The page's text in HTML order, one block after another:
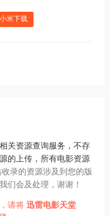
小米下载
关资源查询服务，不存
的上传，所有电影资源
收录的资源涉及到您的版
们会及处理，谢谢！
请将 迅雷电影天堂